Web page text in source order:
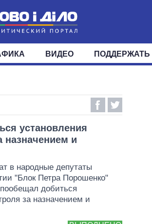
МИР
ОКРУГА
ВИДЕО ПОДДЕРЖАТЬ
установления
назначением и
в народные депутаты
"Блок Петра Порошенко"
добиться
за назначением и